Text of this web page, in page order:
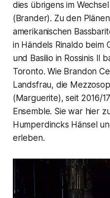
dies übrigens im
(Brander). Zu den
amerikanischen
in Händels Rinaldo beim
und Basilio in Rossinis Il
Toronto. Wie Brandon
Landsfrau, die
(Marguerite), seit 2016/
Ensemble. Sie war hier
Humperdincks Hänsel
erleben.